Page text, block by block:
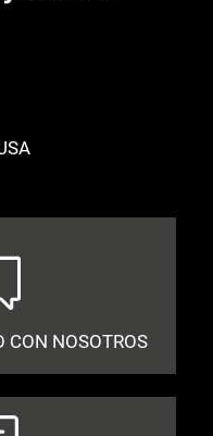
CON NOSOTROS